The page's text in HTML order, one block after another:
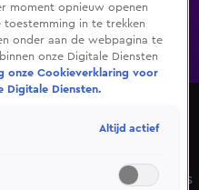
De Bondgenoten
niet moet aankomen, dan is
moment opnieuw openen
in te trekken
onder aan de webpagina te
onze Digitale Diensten
onze Cookieverklaring voor
Digitale Diensten.
Altijd actief